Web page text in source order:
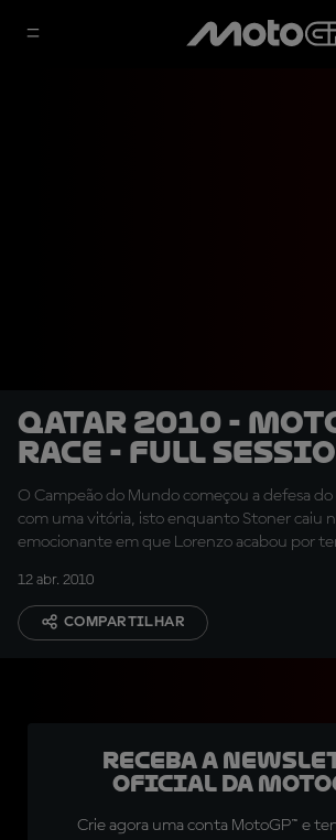
Qatar 2010 -
Race - Full
O Campeão do Mundo começou a defesa
com uma vitória, isto enquanto Stoner caiu
emocionante em que Lorenzo acabou por
12 abr. 2010
COMPARTILHAR
Receba a
oficial da
Crie agora uma conta MotoGP™ e